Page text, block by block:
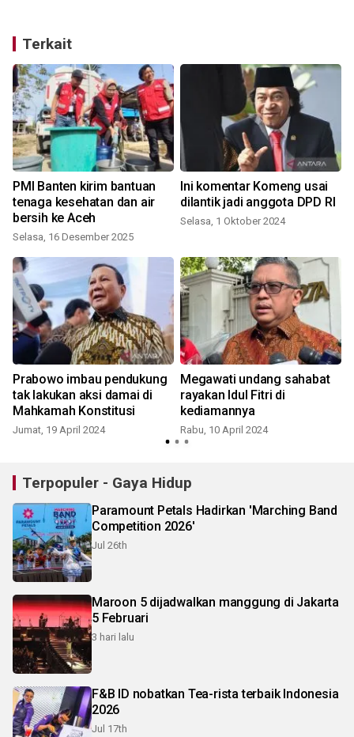
Terkait
PMI Banten kirim bantuan
tenaga kesehatan dan air
bersih ke Aceh
Selasa, 16 Desember 2025
Ini komentar Komeng usai
dilantik jadi anggota DPD RI
Selasa, 1 Oktober 2024
Prabowo imbau pendukung
tak lakukan aksi damai di
Mahkamah Konstitusi
Jumat, 19 April 2024
Megawati undang sahabat
rayakan Idul Fitri di
kediamannya
Rabu, 10 April 2024
Terpopuler - Gaya Hidup
Paramount Petals Hadirkan 'Marching Band
Competition 2026'
Jul 26th
Maroon 5 dijadwalkan manggung di Jakarta
5 Februari
3 hari lalu
F&B ID nobatkan Tea-rista terbaik Indonesia
2026
Jul 17th